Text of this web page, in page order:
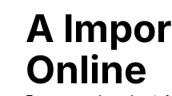
A
Online